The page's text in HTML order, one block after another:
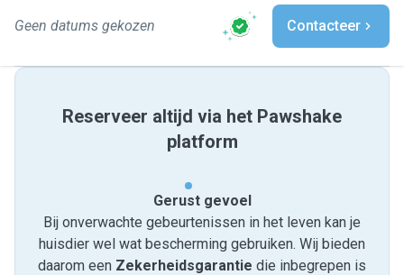
Geen datums gekozen Contacteer
Reserveer altijd via het Pawshake
platform
Gerust gevoel
Bij onverwachte gebeurtenissen in het leven kan je
huisdier wel wat bescherming gebruiken. Wij bieden
daarom een Zekerheidsgarantie die inbegrepen is